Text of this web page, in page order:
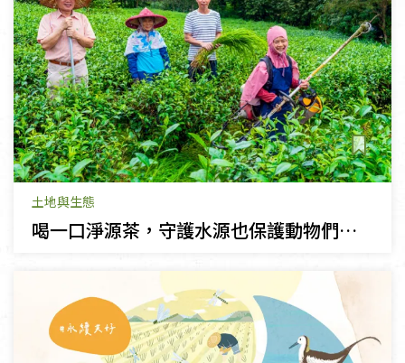
土地與生態
喝一口淨源茶，守護水源也保護動物們的家